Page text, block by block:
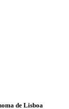
de Lisboa